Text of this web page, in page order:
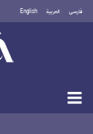
فارسی العربية English